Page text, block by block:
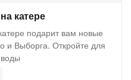
катере
подарит вам новые
и Выборга. Откройте для